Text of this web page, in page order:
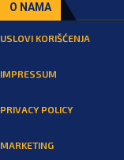
O NAMA
USLOVI KORIŠĆENJA
IMPRESSUM
PRIVACY POLICY
MARKETING